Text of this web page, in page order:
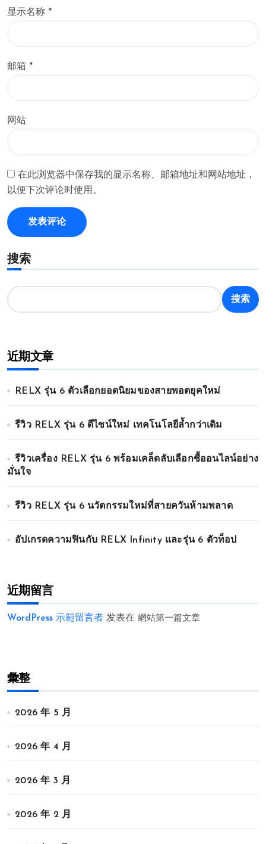
显示名称 *
邮箱 *
网站
在此浏览器中保存我的显示名称、邮箱地址和网站地址，
以便下次评论时使用。
搜索
搜索
近期文章
RELX รุ่น 6 ตัวเลือกยอดนิยมของสายพอตยุคใหม่
รีวิว RELX รุ่น 6 ดีไซน์ใหม่ เทคโนโลยีล้ำกว่าเดิม
รีวิวเครื่อง RELX รุ่น 6 พร้อมเคล็ดลับเลือกซื้ออนไลน์อย่าง
มั่นใจ
รีวิว RELX รุ่น 6 นวัตกรรมใหม่ที่สายควันห้ามพลาด
อัปเกรดความฟินกับ RELX Infinity และรุ่น 6 ตัวท็อป
近期留言
WordPress 示範留言者 发表在 網站第一篇文章
彙整
2026 年 5 月
2026 年 4 月
2026 年 3 月
2026 年 2 月